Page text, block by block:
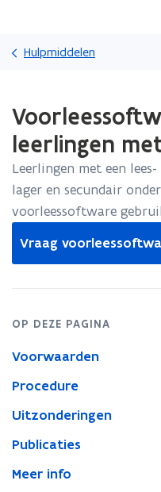
Hulpmiddelen
met
laden.
bevindt
zich
op:
Voorleessoftware
voor
leerlingen
met
leerlingen
Leerlingen met een
lager en secundair
voorleessoftware
Vraag
nieuw
OP DEZE PAGINA
Voorwaarden
Procedure
Uitzonderingen
Publicaties
Meer info